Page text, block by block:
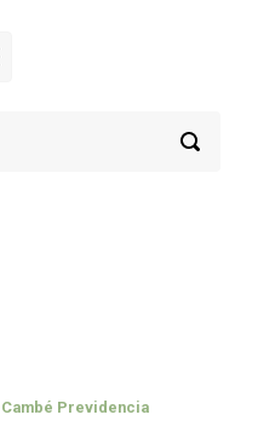
Cambé Previdencia